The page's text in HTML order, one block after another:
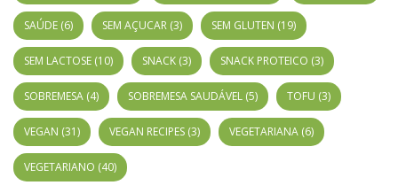
SAÚDE (6) SEM AÇUCAR (3) SEM GLUTEN (19)
SEM LACTOSE (10) SNACK (3) SNACK PROTEICO (3)
SOBREMESA (4) SOBREMESA SAUDÁVEL (5) TOFU (3)
VEGAN (31) VEGAN RECIPES (3) VEGETARIANA (6)
VEGETARIANO (40)